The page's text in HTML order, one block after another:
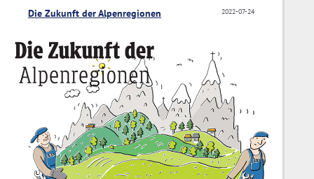
2022-07-24
Die Zukunft der Alpenregionen